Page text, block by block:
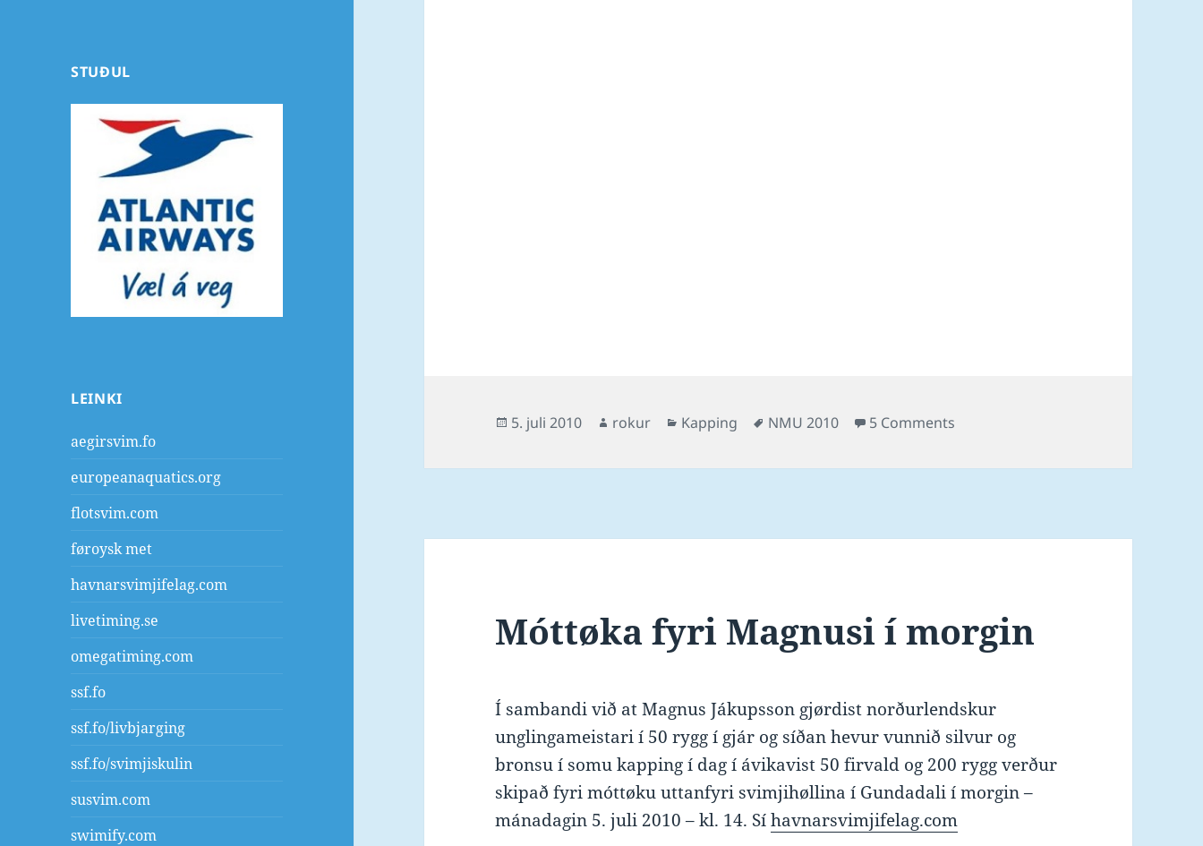
STUÐUL
LEINKI
aegirsvim.fo
europeanaquatics.org
flotsvim.com
føroysk met
havnarsvimjifelag.com
livetiming.se
omegatiming.com
ssf.fo
ssf.fo/livbjarging
ssf.fo/svimjiskulin
susvim.com
swimify.com
Posted
5. juli 2010 Author
rokur Categories
Kapping Tags
NMU 2010 5 Comments
Móttøka fyri Magnusi í morgin
Í sambandi við at Magnus Jákupsson gjørdist norðurlendskur
unglingameistari í 50 rygg í gjár og síðan hevur vunnið silvur og
bronsu í somu kapping í dag í ávikavist 50 firvald og 200 rygg verður
skipað fyri móttøku uttanfyri svimjihøllina í Gundadali í morgin –
mánadagin 5. juli 2010 – kl. 14. Síhavnarsvimjifelag.com